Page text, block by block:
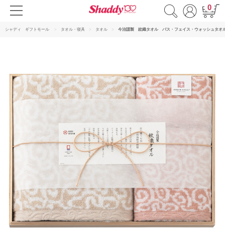
0
シャディ ギフトモール タオル・寝具 タオル 今治謹製 紋織タオル バス・フェイス・ウォッシュタオ